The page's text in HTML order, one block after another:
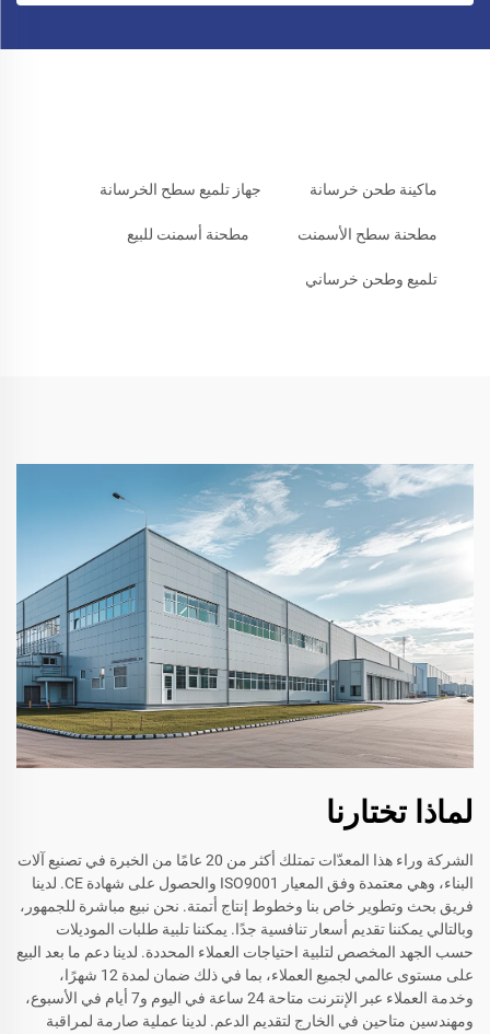
ماكينة طحن خرسانة جهاز تلميع سطح الخرسانة
مطحنة سطح الأسمنت مطحنة أسمنت للبيع
تلميع وطحن خرساني
لماذا تختارنا
الشركة وراء هذا المعدّات تمتلك أكثر من 20 عامًا من الخبرة في تصنيع آلات
البناء، وهي معتمدة وفق المعيار ISO9001 والحصول على شهادة CE. لدينا
فريق بحث وتطوير خاص بنا وخطوط إنتاج أتمتة. نحن نبيع مباشرة للجمهور،
وبالتالي يمكننا تقديم أسعار تنافسية جدًا. يمكننا تلبية طلبات الموديلات
حسب الجهد المخصص لتلبية احتياجات العملاء المحددة. لدينا دعم ما بعد البيع
على مستوى عالمي لجميع العملاء، بما في ذلك ضمان لمدة 12 شهرًا،
وخدمة العملاء عبر الإنترنت متاحة 24 ساعة في اليوم و7 أيام في الأسبوع،
ومهندسين متاحين في الخارج لتقديم الدعم. لدينا عملية صارمة لمراقبة